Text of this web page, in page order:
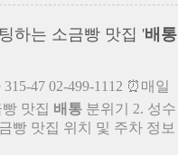
하는 소금빵 맛집 '배통
47 02-499-1112 ⏰매일
맛집 배통 분위기 2. 성수
빵 맛집 위치 및 주차 정보